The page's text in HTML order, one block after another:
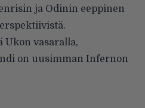
ja Odinin eeppinen
Ukon vasaralla,
on uusimman Infernon